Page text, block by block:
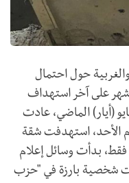
حول احتمال
على آخر استهداف
(أيار) الماضي، عادت
الأحد، استهدفت شقة
بدأت وسائل إعلام
شخصية بارزة في "حزب